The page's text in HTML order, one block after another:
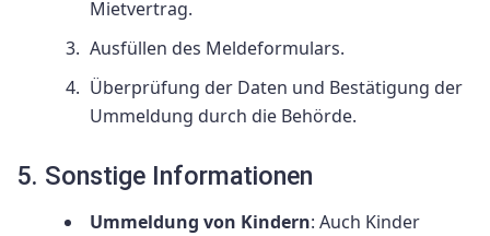
Mietvertrag.
Ausfüllen des Meldeformulars.
Überprüfung der Daten und Bestätigung der
Ummeldung durch die Behörde.
5. Sonstige Informationen
Ummeldung von Kindern: Auch Kinder